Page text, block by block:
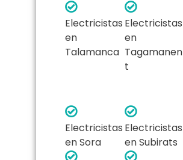
Electricistas
en
Talamanca
Electricistas
en
Tagamanen
t
Electricistas
en Sora
Electricistas
en Subirats